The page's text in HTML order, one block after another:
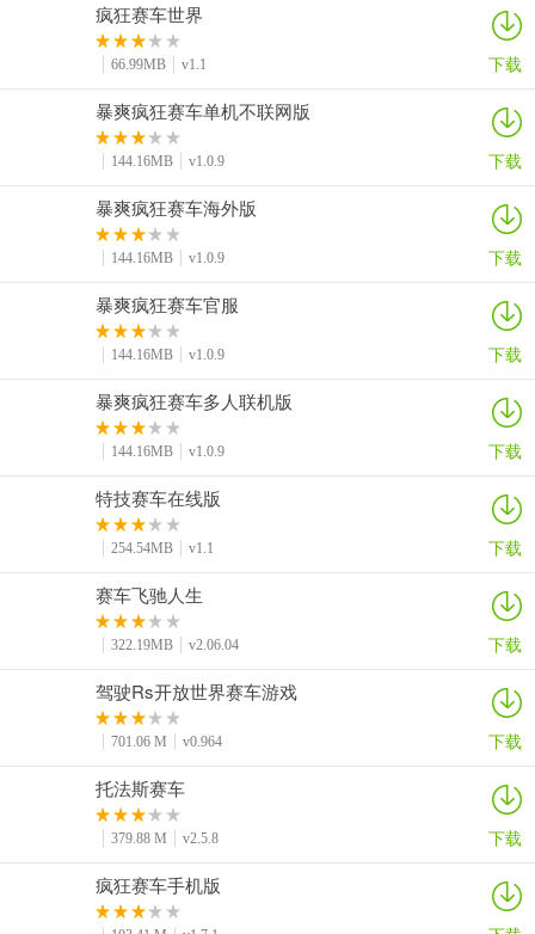
疯狂赛车世界
66.99MB v1.1 下载
暴爽疯狂赛车单机不联网版
144.16MB v1.0.9 下载
暴爽疯狂赛车海外版
144.16MB v1.0.9 下载
暴爽疯狂赛车官服
144.16MB v1.0.9 下载
暴爽疯狂赛车多人联机版
144.16MB v1.0.9 下载
特技赛车在线版
254.54MB v1.1 下载
赛车飞驰人生
322.19MB v2.06.04 下载
驾驶Rs开放世界赛车游戏
701.06 M v0.964 下载
托法斯赛车
379.88 M v2.5.8 下载
疯狂赛车手机版